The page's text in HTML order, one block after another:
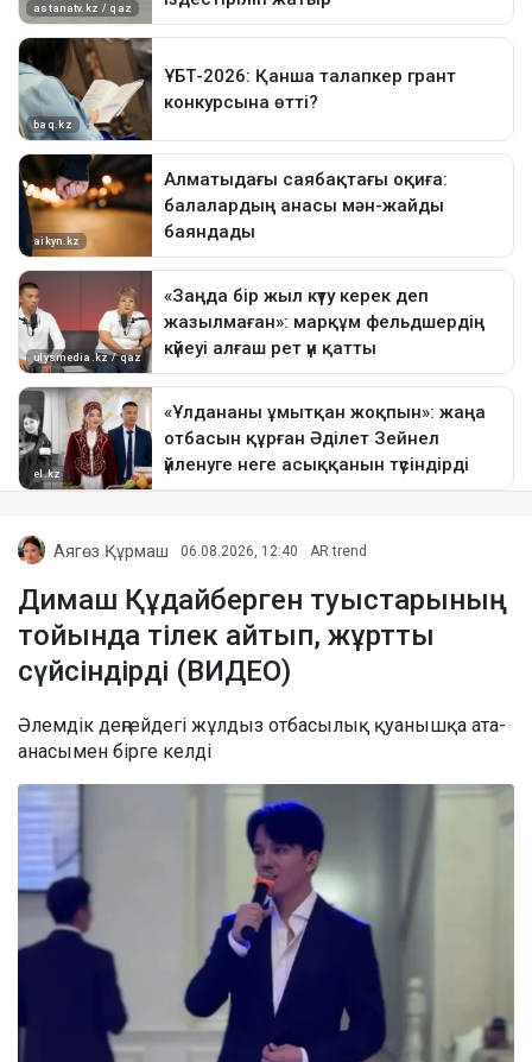
Аягөз Құрмаш 06.08.2026, 12:40 AR trend
Димаш Құдайберген туыстарының
тойында тілек айтып, жұртты
сүйсіндірді (ВИДЕО)
Әлемдік деңгейдегі жұлдыз отбасылық қуанышқа ата-
анасымен бірге келді